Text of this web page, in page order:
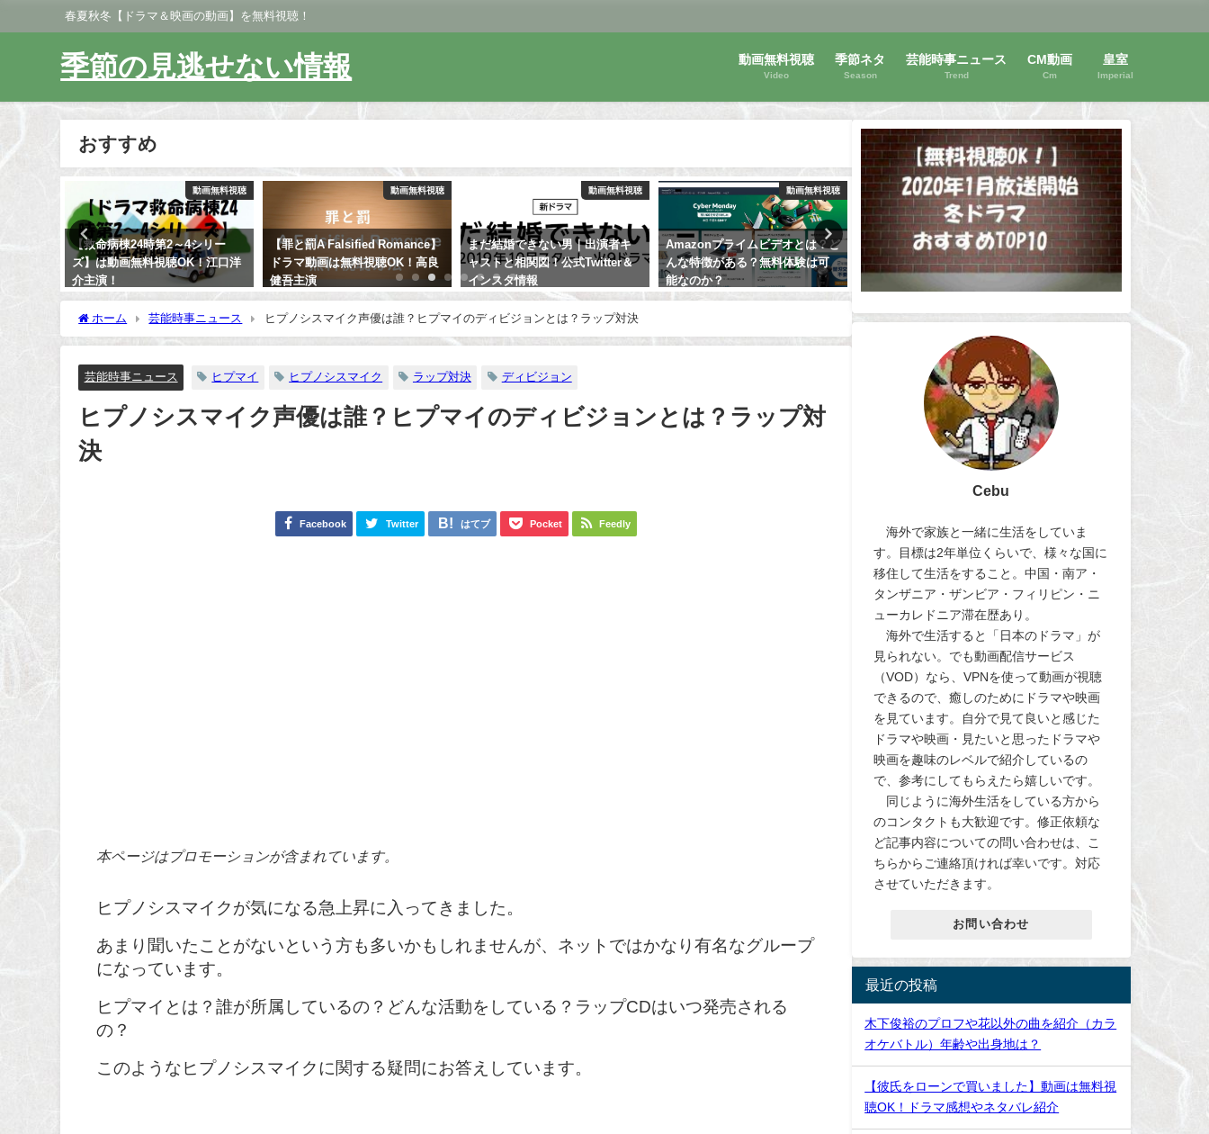
春夏秋冬【ドラマ＆映画の動画】を無料視聴！
季節の見逃せない情報 動画無料視聴
Video
季節ネタ
Season
芸能時事ニュース
Trend
CM動画
Cm
皇室
Imperial
おすすめ
動画無料視聴
【救命病棟24時第2～4シリー
ズ】は動画無料視聴OK！江口洋
介主演！
動画無料視聴
【罪と罰A Falsified Romance】
ドラマ動画は無料視聴OK！高良
健吾主演
動画無料視聴
まだ結婚できない男｜出演者キ
ャストと相関図！公式Twitter＆
インスタ情報
動画無料視聴
Amazonプライムビデオとは？ど
んな特徴がある？無料体験は可
能なのか？
動画無料視聴
【秒速5センチメートル】新海誠
アニメは無料視聴OK！夏休みは
さよならミニスカートを無
読める方法！アニメ化は？
ホーム 芸能時事ニュース ヒプノシスマイク声優は誰？ヒプマイのディビジョンとは？ラップ対決
芸能時事ニュース ヒプマイ ヒプノシスマイク ラップ対決 ディビジョン
ヒプノシスマイク声優は誰？ヒプマイのディビジョンとは？ラップ対
決
Facebook Twitter はてブ Pocket Feedly
本ページはプロモーションが含まれています。
ヒプノシスマイクが気になる急上昇に入ってきました。
あまり聞いたことがないという方も多いかもしれませんが、ネットではかなり有名なグループ
になっています。
ヒプマイとは？誰が所属しているの？どんな活動をしている？ラップCDはいつ発売される
の？
このようなヒプノシスマイクに関する疑問にお答えしています。
Cebu
海外で家族と一緒に生活をしていま
す。目標は2年単位くらいで、様々な国に
移住して生活をすること。中国・南ア・
タンザニア・ザンビア・フィリピン・ニ
ューカレドニア滞在歴あり。
海外で生活すると「日本のドラマ」が
見られない。でも動画配信サービス
（VOD）なら、VPNを使って動画が視聴
できるので、癒しのためにドラマや映画
を見ています。自分で見て良いと感じた
ドラマや映画・見たいと思ったドラマや
映画を趣味のレベルで紹介しているの
で、参考にしてもらえたら嬉しいです。
同じように海外生活をしている方から
のコンタクトも大歓迎です。修正依頼な
ど記事内容についての問い合わせは、こ
ちらからご連絡頂ければ幸いです。対応
させていただきます。
お問い合わせ
最近の投稿
木下俊裕のプロフや花以外の曲を紹介（カラ
オケバトル）年齢や出身地は？
【彼氏をローンで買いました】動画は無料視
聴OK！ドラマ感想やネタバレ紹介